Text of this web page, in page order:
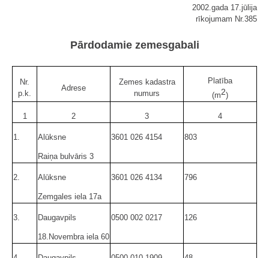
2002.gada 17.jūlija
rīkojumam Nr.385
Pārdodamie zemesgabali
Nr.
p.k.
Adrese
Zemes kadastra
numurs
Platība
(m2)
1 2 3 4
1. Alūksne
Raiņa bulvāris 3
3601 026 4154 803
2. Alūksne
Zemgales iela 17a
3601 026 4134 796
3. Daugavpils
18.Novembra iela 60
0500 002 0217 126